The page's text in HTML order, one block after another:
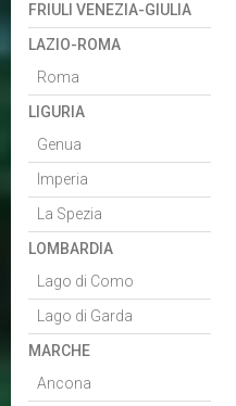
FRIULI VENEZIA-GIULIA
LAZIO-ROMA
Roma
LIGURIA
Genua
Imperia
La Spezia
LOMBARDIA
Lago di Como
Lago di Garda
MARCHE
Ancona